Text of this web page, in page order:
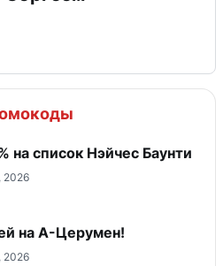
на список Нэйчес Баунти
2026
на А-Церумен!
2026